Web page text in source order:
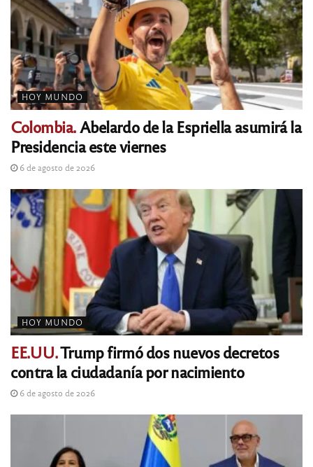
HOY MUNDO
Colombia.Abelardo de la Espriella asumirá la
Presidencia este viernes
6 de agosto de 2026
HOY MUNDO
EE.UU.Trump firmó dos nuevos decretos
contra la ciudadanía por nacimiento
6 de agosto de 2026